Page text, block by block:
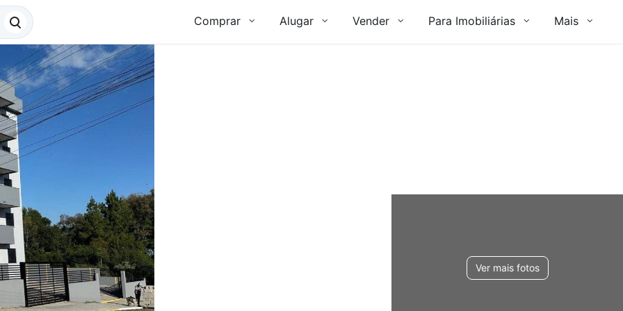
Comprar Alugar Vender Para Imobiliárias Mais
Ver mais fotos